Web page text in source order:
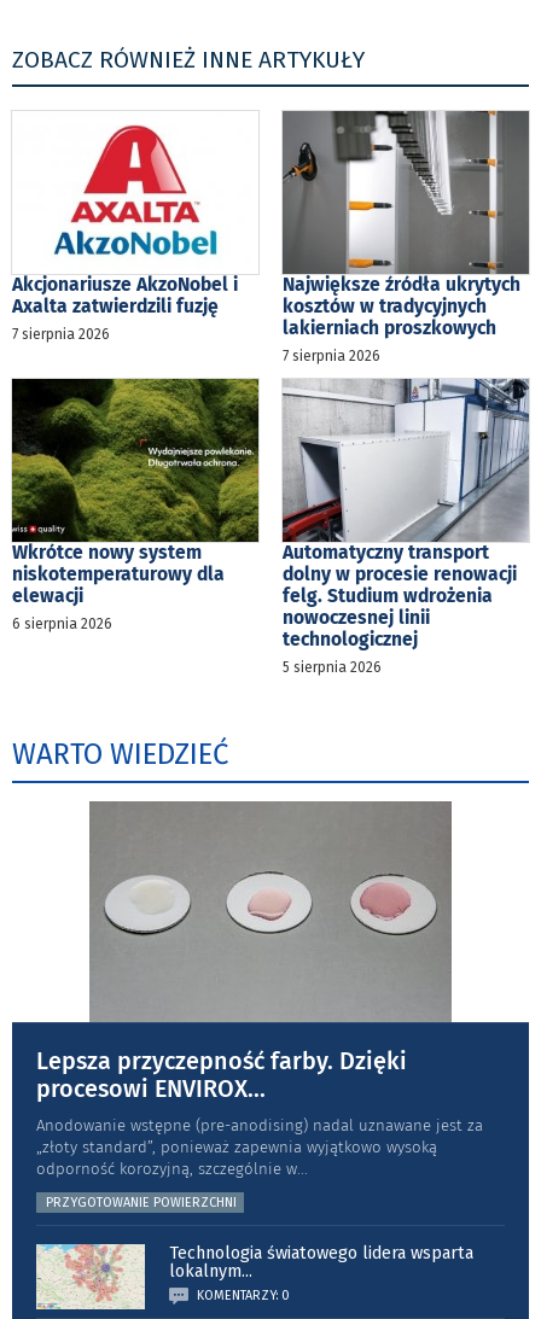
ZOBACZ RÓWNIEŻ INNE ARTYKUŁY
Akcjonariusze AkzoNobel i
Axalta zatwierdzili fuzję
7 sierpnia 2026
Największe źródła ukrytych
kosztów w tradycyjnych
lakierniach proszkowych
7 sierpnia 2026
Wkrótce nowy system
niskotemperaturowy dla
elewacji
6 sierpnia 2026
Automatyczny transport
dolny w procesie renowacji
felg. Studium wdrożenia
nowoczesnej linii
technologicznej
5 sierpnia 2026
WARTO WIEDZIEĆ
Lepsza przyczepność farby. Dzięki
procesowi ENVIROX...
Anodowanie wstępne (pre-anodising) nadal uznawane jest za
„złoty standard”, ponieważ zapewnia wyjątkowo wysoką
odporność koro­zyjną, szczególnie w
PRZYGOTOWANIE POWIERZCHNI
Technologia światowego lidera wsparta
lokalnym...
KOMENTARZY: 0